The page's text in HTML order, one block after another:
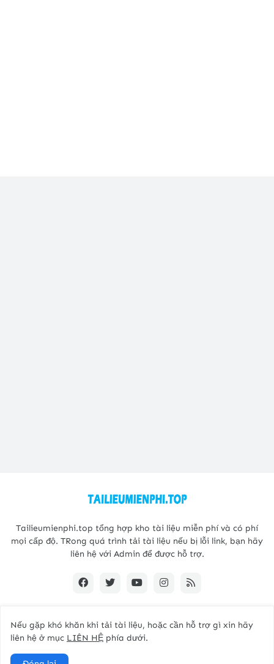
Tailieumienphi.top tổng hợp kho tài liệu miễn phí và có phí
mọi cấp độ. TRong quá trình tải tài liệu nếu bị lỗi link, bạn hãy
liên hệ với Admin để được hỗ trợ.
Copyright@2021 -
Tailieumienphi.top
Nếu gặp khó khăn khi tải tài liệu, hoặc cần hỗ trợ gì xin hãy
liên hệ ở mục LIÊN HỆ phía dưới.